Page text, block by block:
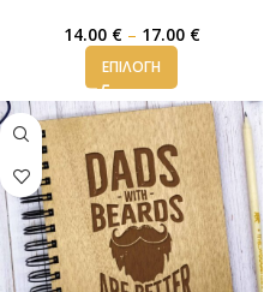
14.00 € – 17.00 €
ΕΠΙΛΟΓΉ